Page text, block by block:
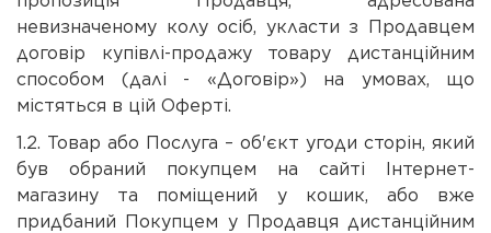
невизначеному колу осіб, укласти з Продавцем
договір купівлі-продажу товару дистанційним
способом (далі - «Договір») на умовах, що
містяться в цій Оферті.
1.2. Товар або Послуга – об'єкт угоди сторін, який
був обраний покупцем на сайті Інтернет-
магазину та поміщений у кошик, або вже
придбаний Покупцем у Продавця дистанційним